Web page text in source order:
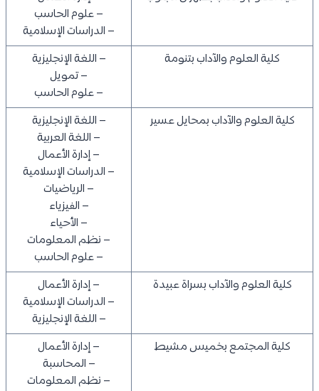
– علوم الحاسب
– الدراسات الإسلامية
كلية العلوم والآداب بتنومة
– اللغة الإنجليزية
– تمويل
– علوم الحاسب
كلية العلوم والآداب بمحايل عسير
– اللغة الإنجليزية
– اللغة العربية
– إدارة الأعمال
– الدراسات الإسلامية
– الرياضيات
– الفيزياء
– الأحياء
– نظم المعلومات
– علوم الحاسب
كلية العلوم والآداب بسراة عبيدة
– إدارة الأعمال
– الدراسات الإسلامية
– اللغة الإنجليزية
كلية المجتمع بخميس مشيط
– إدارة الأعمال
– المحاسبة
– نظم المعلومات